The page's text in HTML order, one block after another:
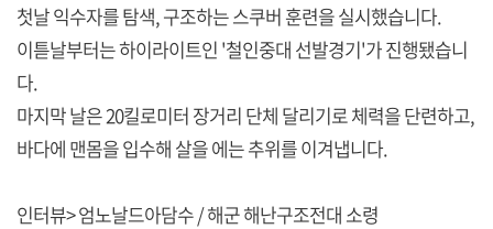
첫날 익수자를 탐색, 구조하는 스쿠버 훈련을 실시했습니다.
이튿날부터는 하이라이트인 '철인중대 선발경기'가 진행됐습니
다.
마지막 날은 20킬로미터 장거리 단체 달리기로 체력을 단련하고,
바다에 맨몸을 입수해 살을 에는 추위를 이겨냅니다.
인터뷰> 엄노날드아담수 / 해군 해난구조전대 소령